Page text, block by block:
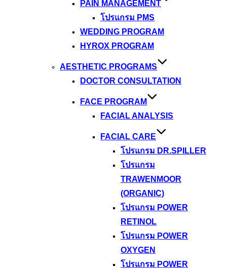
PAIN MANAGEMENT
โปรแกรม PMS
WEDDING PROGRAM
HYROX PROGRAM
AESTHETIC PROGRAMS
DOCTOR CONSULTATION
FACE PROGRAM
FACIAL ANALYSIS
FACIAL CARE
โปรแกรม DR.SPILLER
โปรแกรม
TRAWENMOOR
(ORGANIC)
โปรแกรม POWER
RETINOL
โปรแกรม POWER
OXYGEN
โปรแกรม POWER